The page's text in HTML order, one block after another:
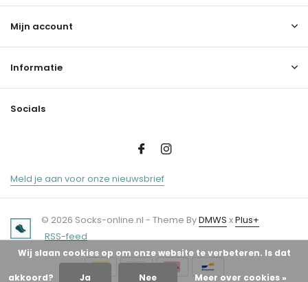
Mijn account
Informatie
Socials
Meld je aan voor onze nieuwsbrief
© 2026 Socks-online.nl - Theme ByDMWS xPlus+
RSS-feed
Wij slaan cookies op om onze website te verbeteren. Is dat
akkoord? Ja Nee Meer over cookies »